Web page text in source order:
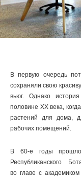
В первую очередь
сохраняли свою
вьюг. Однако
половине ХХ века,
растений для дома,
рабочих помещений.
В 60-е годы
Республиканского
во главе с